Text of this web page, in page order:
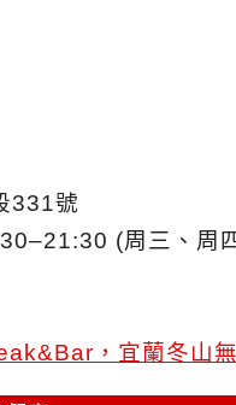
331號
(周三、周
，宜蘭冬山